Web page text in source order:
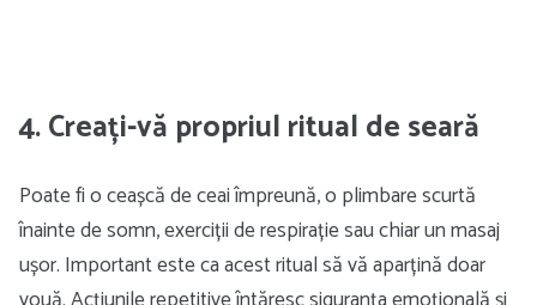
4. Creați-vă propriul ritual de seară
Poate fi o ceașcă de ceai împreună, o plimbare scurtă
înainte de somn, exerciții de respirație sau chiar un masaj
ușor. Important este ca acest ritual să vă aparțină doar